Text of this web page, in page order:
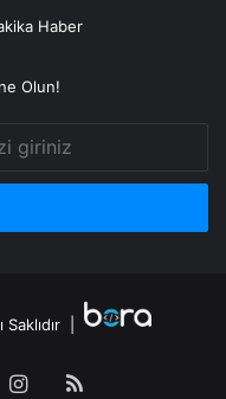
Haber
Olun!
|
Instagram
RSS